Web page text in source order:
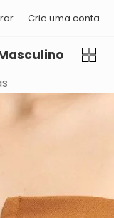
Crie uma conta